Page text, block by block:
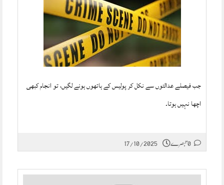
جب فیصلے عدالتوں سے نکل کر پولیس کے ہاتھوں ہونے لگیں، تو انجام کبھی
اچھا نہیں ہوتا۔
17/10/2025